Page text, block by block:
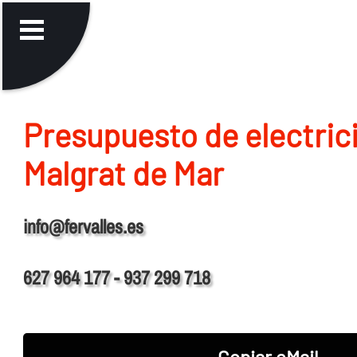
Presupuesto de
Malgrat de Mar
info@fervalles.es
627 964 177 - 937 299 718